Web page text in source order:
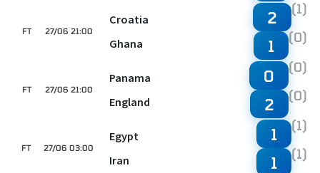
27/06 21:00
FT
Croatia
Ghana
2 (1)
1 (0)
27/06 21:00
FT
Panama
England
0 (0)
2 (0)
27/06 03:00
FT
Egypt
Iran
1 (1)
1 (1)